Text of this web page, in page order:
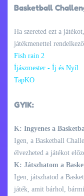
Basketball
Ha szereted ezt a
játékmenettel
Fish rain 2
Íjászmester - Íj és Nyíl
TapKO
GYIK:
K: Ingyenes a
Igen, a Basketball
élvezheted a játékot
K: Játszhatom a
Igen, játszhatod a
játék, amit bárhol,